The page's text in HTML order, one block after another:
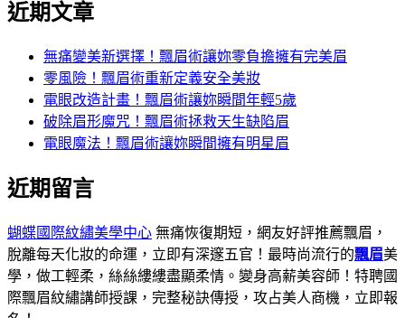
關
近期文章
無痛變美新選擇！飄眉術讓妳零負擔擁有完美眉
零風險！飄眉術重新定義安全美妝
電眼改造計畫！飄眉術讓妳瞬間年輕5歲
破除眉形魔咒！飄眉術拯救天生缺陷眉
電眼魔法！飄眉術讓妳瞬間擁有明星眉
近期留言
蝴蝶國際紋繡美學中心 無痛恢復期短，網友好評推薦飄眉，
脫離每天化妝的命運，立即有深邃五官！最時尚流行的飄眉美
學，做工輕柔，絲絲縷縷盡顯柔情。變身高薪美容師！特聘國
際飄眉紋繡講師授課，完整秘訣傳授，攻占美人商機，立即報